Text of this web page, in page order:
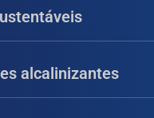
alcalinizantes